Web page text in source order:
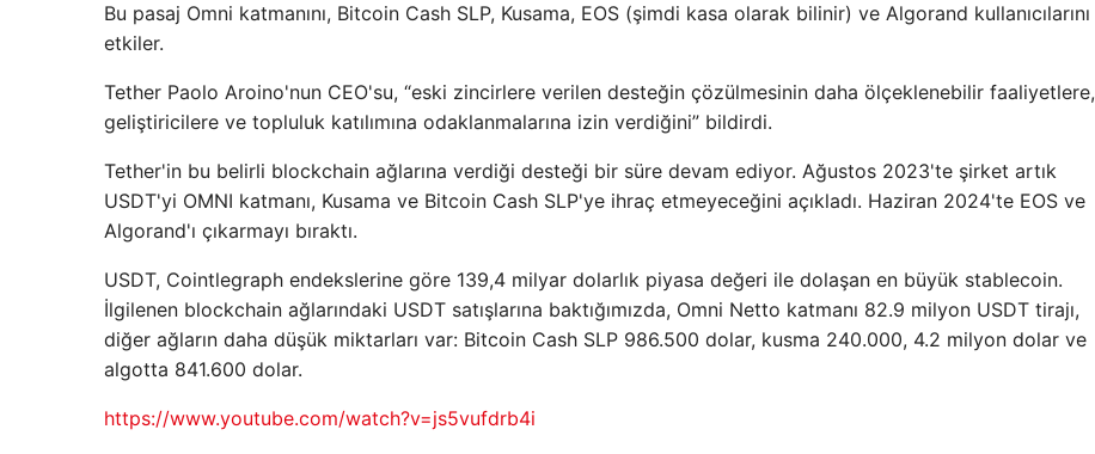
Bu pasaj Omni katmanını, Bitcoin Cash SLP, Kusama, EOS (şimdi kasa olarak bilinir) ve Algorand kullanıcılarını
etkiler.
Tether Paolo Aroino'nun CEO'su, “eski zincirlere verilen desteğin çözülmesinin daha ölçeklenebilir faaliyetlere,
geliştiricilere ve topluluk katılımına odaklanmalarına izin verdiğini” bildirdi.
Tether'in bu belirli blockchain ağlarına verdiği desteği bir süre devam ediyor. Ağustos 2023'te şirket artık
USDT'yi OMNI katmanı, Kusama ve Bitcoin Cash SLP'ye ihraç etmeyeceğini açıkladı. Haziran 2024'te EOS ve
Algorand'ı çıkarmayı bıraktı.
USDT, Cointlegraph endekslerine göre 139,4 milyar dolarlık piyasa değeri ile dolaşan en büyük stablecoin.
İlgilenen blockchain ağlarındaki USDT satışlarına baktığımızda, Omni Netto katmanı 82.9 milyon USDT tirajı,
diğer ağların daha düşük miktarları var: Bitcoin Cash SLP 986.500 dolar, kusma 240.000, 4.2 milyon dolar ve
algotta 841.600 dolar.
https://www.youtube.com/watch?v=js5vufdrb4i